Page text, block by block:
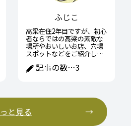
ふじこ
高梁在住2年目ですが、初心
者ならではの高梁の素敵な
場所やおいしいお店、穴場
スポットなどをご紹介して
記事の数…3
と見る